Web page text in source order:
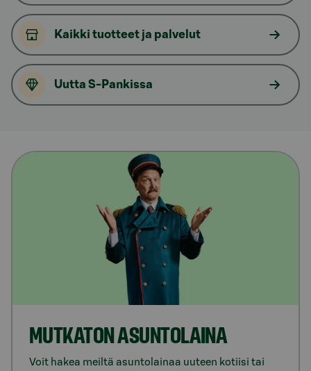
Kaikki tuotteet ja palvelut
Uutta S-Pankissa
MUT­KA­TON ASUN­TO­LAI­NA
Voit hakea meiltä asuntolainaa uuteen kotiisi tai